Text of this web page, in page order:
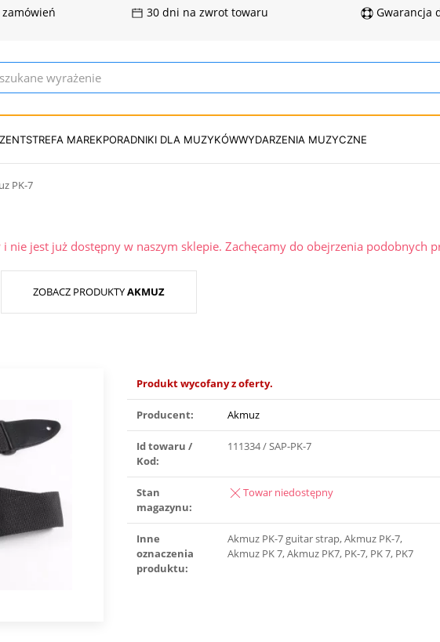
30 dni na zwrot towaru Gwarancja
STREFA MAREKPORADNIKI DLA MUZYKÓWWYDARZENIA MUZYCZNE
PK-7
nie jest już dostępny w naszym sklepie. Zachęcamy do obejrzenia podobnych
ZOBACZ PRODUKTYAKMUZ
Produkt wycofany z oferty.
Producent: Akmuz
Id towaru /
Kod:
111334 / SAP-PK-7
Stan
magazynu:
Towar niedostępny
Inne
oznaczenia
produktu:
Akmuz PK-7 guitar strap, Akmuz PK-7,
Akmuz PK 7, Akmuz PK7, PK-7, PK 7, PK7